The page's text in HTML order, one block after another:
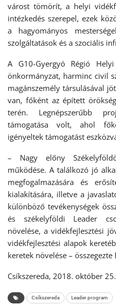
várost tömörít, a helyi
intézkedés szerepel, ezek
a hagyományos
szolgáltatások és a szociális
A G10-Gyergyó Régió
önkormányzat, harminc civil
magánszemély társulásával
van, főként az épített
terén. Legnépszerűbb
támogatása volt, ahol
igényeltek támogatást
– Nagy előny
működése. A találkozó jó
megfogalmazására és
kialakítására, illetve a
különböző tevékenységek
és székelyföldi Leader
növelése, a vidékfejlesztési
vidékfejlesztési alapok
keretek növelése – összegezte
Csíkszereda, 2018. október 25.
Csíkszereda Leader program